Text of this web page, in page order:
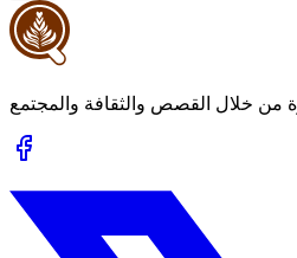
من خلال القصص والثقافة والمجتمع